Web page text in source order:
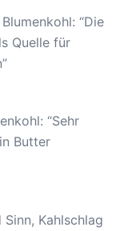
: “Die
Quelle für
”
: “Sehr
Butter
Kahlschlag